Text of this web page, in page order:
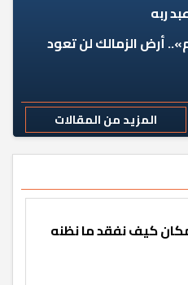
ربه
أرض الزمالك لن تعود
المزيد من المقالات
كيف نفقد ما نظنه